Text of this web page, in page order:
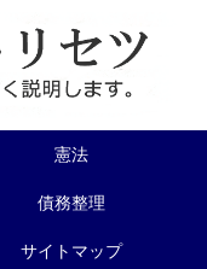
憲法
債務整理
サイトマップ